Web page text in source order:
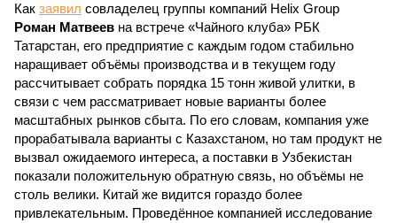
Как заявил совладелец группы компаний Helix Group
Роман Матвеев на встрече «Чайного клуба» РБК
Татарстан, его предприятие с каждым годом стабильно
наращивает объёмы производства и в текущем году
рассчитывает собрать порядка 15 тонн живой улитки, в
связи с чем рассматривает новые варианты более
масштабных рынков сбыта. По его словам, компания уже
прорабатывала варианты с Казахстаном, но там продукт не
вызвал ожидаемого интереса, а поставки в Узбекистан
показали положительную обратную связь, но объёмы не
столь велики. Китай же видится гораздо более
привлекательным. Проведённое компанией исследование